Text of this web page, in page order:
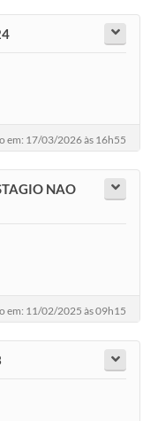
em: 17/03/2026 às 16h55
NAO
em: 11/02/2025 às 09h15